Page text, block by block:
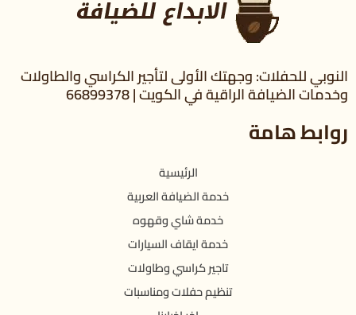
النوبي للحفلات: وجهتك الأولى لتأجير الكراسي والطاولات
وخدمات الضيافة الراقية في الكويت | 66899378
روابط هامة
الرئيسية
خدمة الضيافة العربية
خدمة شاي وقهوه
خدمة ايقاف السيارات
تاجير كراسي وطاولات
تنظيم حفلات ومناسبات